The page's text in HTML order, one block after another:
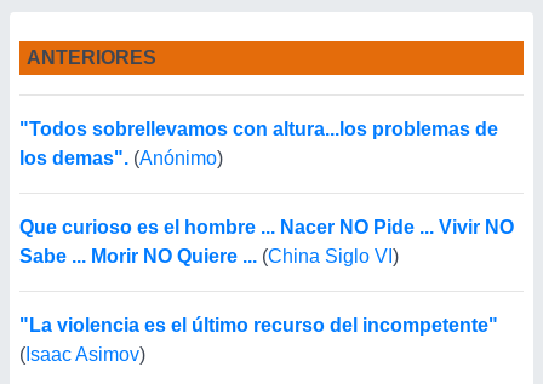
ANTERIORES
"Todos sobrellevamos con altura...los problemas de
los demas". (Anónimo)
Que curioso es el hombre ... Nacer NO Pide ... Vivir NO
Sabe ... Morir NO Quiere ... (China Siglo VI )
"La violencia es el último recurso del incompetente"
( Isaac Asimov)